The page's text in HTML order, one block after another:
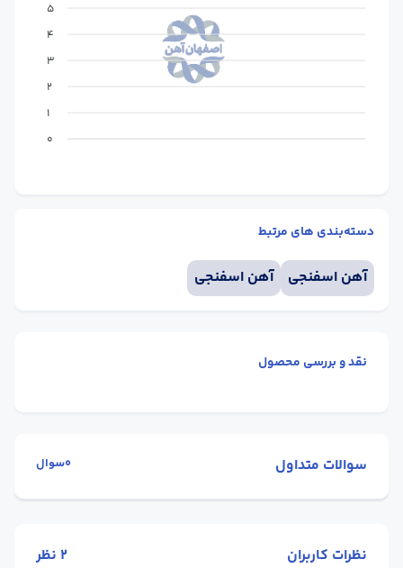
5
4
3
2
1
0
دسته‌بندی های مرتبط
آهن اسفنجی آهن اسفنجی
نقد و بررسی محصول
سوالات متداول 0سوال
نظرات کاربران 2نظر